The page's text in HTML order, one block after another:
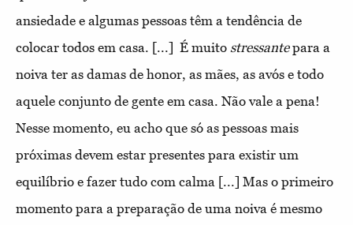
ansiedade e algumas pessoas têm a tendência de
colocar todos em casa. [...] É muito stressantepara a
noiva ter as damas de honor, as mães, as avós e todo
aquele conjunto de gente em casa. Não vale a pena!
Nesse momento, eu acho que só as pessoas mais
próximas devem estar presentes para existir um
equilíbrio e fazer tudo com calma [...] Mas o primeiro
momento para a preparação de uma noiva é mesmo